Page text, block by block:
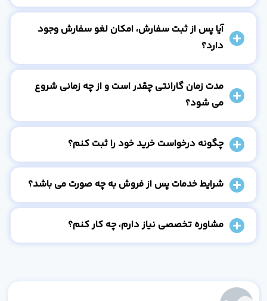
آیا پس از ثبت سفارش، امکان لغو سفارش وجود
دارد؟
مدت زمان گارانتی چقدر است و از چه زمانی شروع
می شود؟
چگونه درخواست خرید خود را ثبت کنم؟
شرایط خدمات پس از فروش به چه صورت می باشد؟
مشاوره تخصصی نیاز دارم، چه کار کنم؟